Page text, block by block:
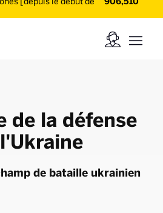
de la défense
de bataille ukrainien